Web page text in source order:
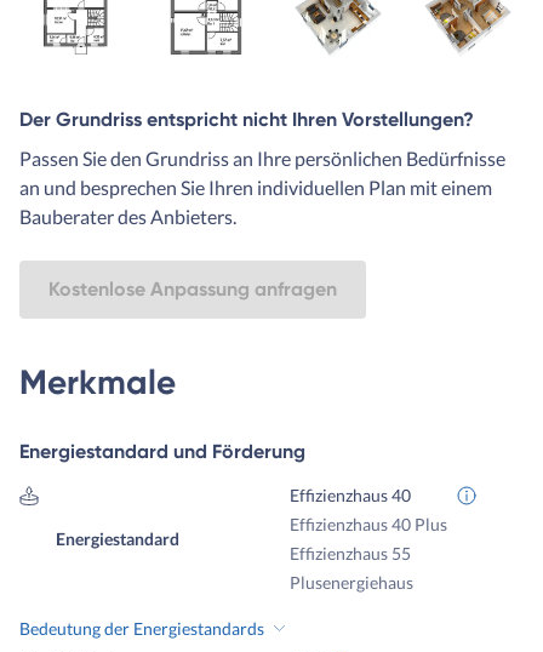
Der Grundriss entspricht nicht Ihren Vorstellungen?
Passen Sie den Grundriss an Ihre persönlichen Bedürfnisse
an und besprechen Sie Ihren individuellen Plan mit einem
Bauberater des Anbieters.
Kostenlose Anpassung anfragen
Merkmale
Energiestandard und Förderung
Energiestandard
Effizienzhaus 40
Effizienzhaus 40 Plus
Effizienzhaus 55
Plusenergiehaus
Bedeutung der Energiestandards